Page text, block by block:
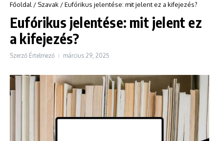
Főoldal / Szavak /Eufórikus jelentése: mit jelent ez a kifejezés?
Eufórikus jelentése: mit jelent ez
a kifejezés?
Szerző Értelmező március 29, 2025